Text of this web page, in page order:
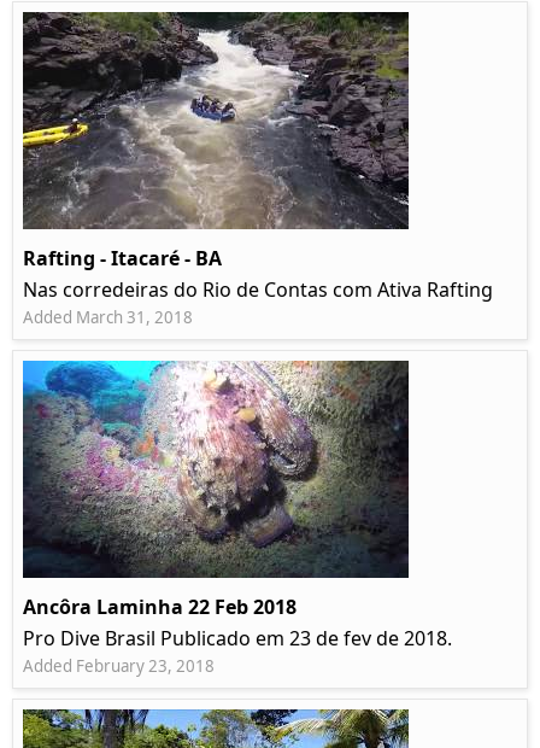
Rafting - Itacaré - BA
Nas corredeiras do Rio de Contas com Ativa Rafting
Added March 31, 2018
Ancôra Laminha 22 Feb 2018
Pro Dive Brasil Publicado em 23 de fev de 2018.
Added February 23, 2018